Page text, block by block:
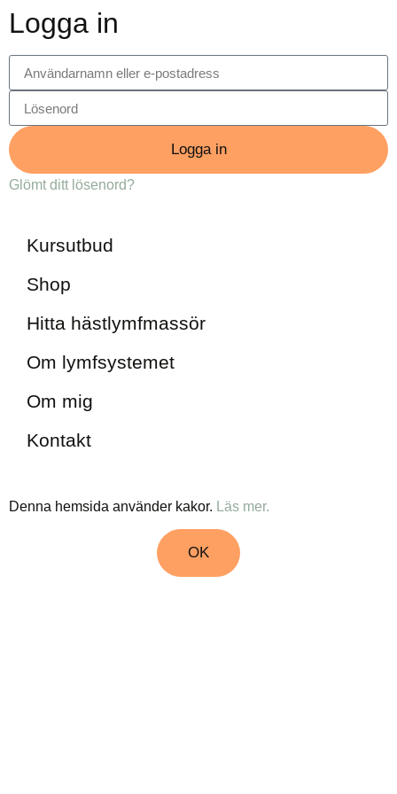
Logga in
Logga in
Glömt ditt lösenord?
Kursutbud
Shop
Hitta hästlymfmassör
Om lymfsystemet
Om mig
Kontakt
Denna hemsida använder kakor. Läs mer.
OK